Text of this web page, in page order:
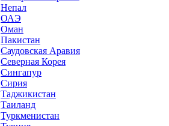
Непал
ОАЭ
Оман
Пакистан
Саудовская Аравия
Северная Корея
Сингапур
Сирия
Таджикистан
Таиланд
Туркменистан